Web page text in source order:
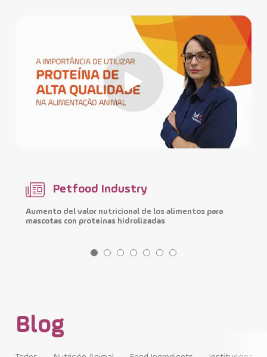
Petfood Industry
Aumento del valor nutricional de los alimentos para
mascotas con proteínas hidrolizadas
Blog